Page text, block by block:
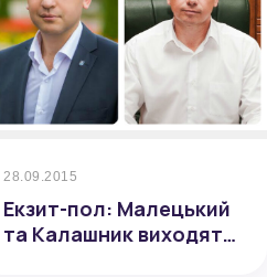
28.09.2015
Екзит-пол: Малецький
та Калашник виходять